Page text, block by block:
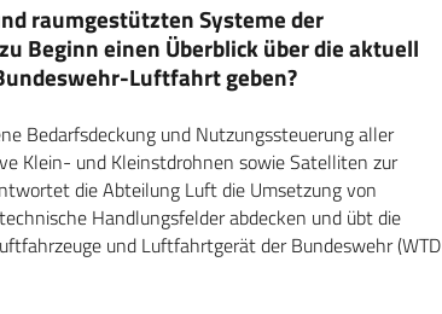
raumgestützten Systeme der
Beginn einen Überblick über die aktuell
Luftfahrt geben?
Bedarfsdeckung und Nutzungssteuerung aller
Klein- und Kleinstdrohnen sowie Satelliten zur
die Abteilung Luft die Umsetzung von
Handlungsfelder abdecken und übt die
und Luftfahrtgerät der Bundeswehr (WTD